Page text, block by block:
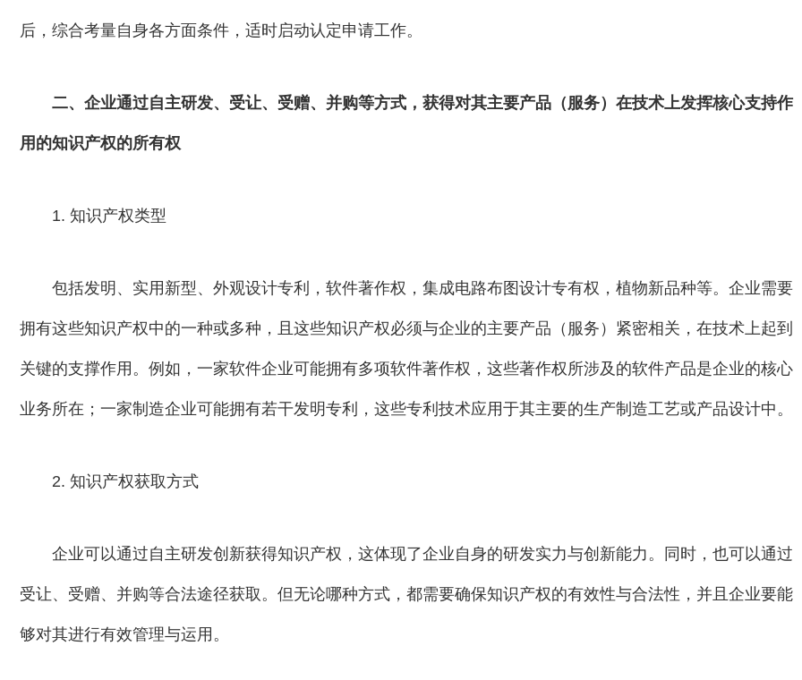
后，综合考量自身各方面条件，适时启动认定申请工作。
二、企业通过自主研发、受让、受赠、并购等方式，获得对其主要产品（服务）在技术上发挥核心支持作
用的知识产权的所有权
1. 知识产权类型
包括发明、实用新型、外观设计专利，软件著作权，集成电路布图设计专有权，植物新品种等。企业需要
拥有这些知识产权中的一种或多种，且这些知识产权必须与企业的主要产品（服务）紧密相关，在技术上起到
关键的支撑作用。例如，一家软件企业可能拥有多项软件著作权，这些著作权所涉及的软件产品是企业的核心
业务所在；一家制造企业可能拥有若干发明专利，这些专利技术应用于其主要的生产制造工艺或产品设计中。
2. 知识产权获取方式
企业可以通过自主研发创新获得知识产权，这体现了企业自身的研发实力与创新能力。同时，也可以通过
受让、受赠、并购等合法途径获取。但无论哪种方式，都需要确保知识产权的有效性与合法性，并且企业要能
够对其进行有效管理与运用。